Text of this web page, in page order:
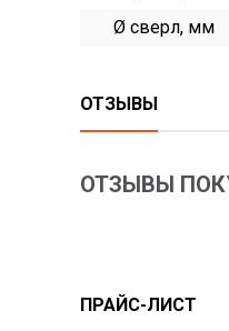
Ø сверл, мм
ОТЗЫВЫ
ОТЗЫВЫ
ПРАЙС-ЛИСТ